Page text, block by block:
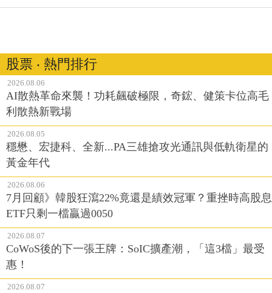
股票 ‧ 熱門排行
2026.08.06
AI散熱革命來襲！功耗飆破極限，奇鋐、健策卡位高毛
利散熱新戰場
2026.08.05
穩懋、宏捷科、全新...PA三雄搶攻光通訊與低軌衛星的
黃金年代
2026.08.06
7月回顧》韓股狂瀉22%竟還是績效冠軍？重挫時高股息
ETF只剩一檔贏過0050
2026.08.07
CoWoS後的下一張王牌：SoIC擴產潮，「這3檔」最受
惠！
2026.08.07